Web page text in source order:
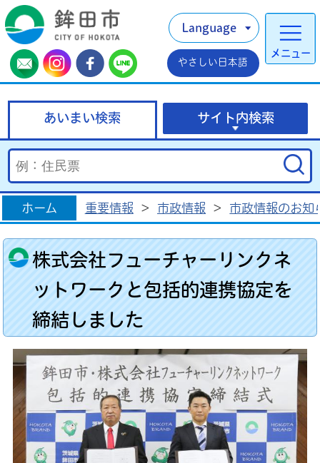
メニュー
Language
やさしい日本語
あいまい検索 サイト内検索
ホーム 重要情報 > 市政情報 > 市政情報のお知
株式会社フューチャーリンクネ
ットワークと包括的連携協定を
締結しました